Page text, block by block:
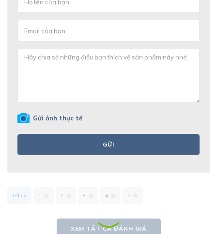
Gửi ảnh thực tế
GỬI
Tất cả 1 2 3 4 5
XEM TẤT CẢ ĐÁNH GIÁ